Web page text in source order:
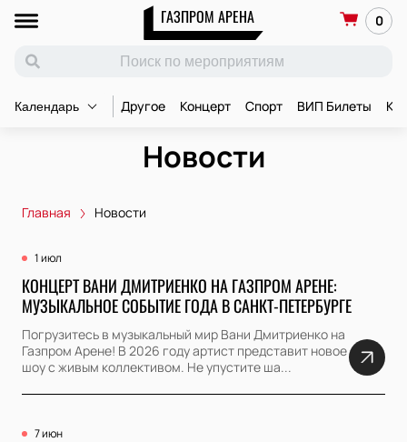
ГАЗПРОМ АРЕНА 0
Календарь Другое Концерт Спорт ВИП Билеты
Новости
Главная Новости
1 июл
КОНЦЕРТ ВАНИ ДМИТРИЕНКО НА ГАЗПРОМ АРЕНЕ:
МУЗЫКАЛЬНОЕ СОБЫТИЕ ГОДА В САНКТ-ПЕТЕРБУРГЕ
Погрузитесь в музыкальный мир Вани Дмитриенко на
Газпром Арене! В 2026 году артист представит новое
шоу с живым коллективом. Не упустите ша...
7 июн